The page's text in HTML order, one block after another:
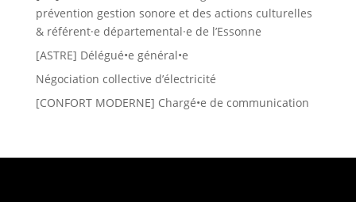
prévention gestion sonore et des actions culturelles
& référent·e départemental·e de l’Essonne
[ASTRE] Délégué•e général•e
Négociation collective d’électricité
[CONFORT MODERNE] Chargé•e de communication